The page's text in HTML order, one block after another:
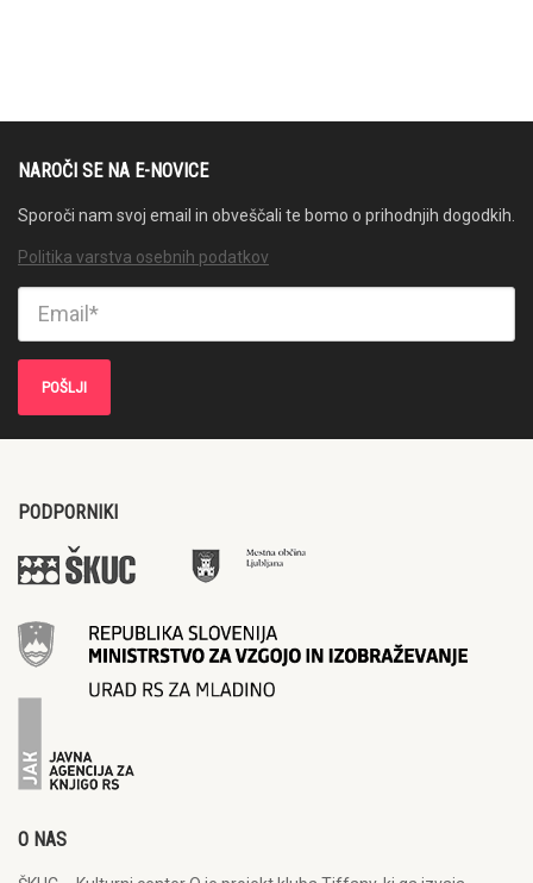
NAROČI SE NA E-NOVICE
Sporoči nam svoj email in obveščali te bomo o prihodnjih dogodkih.
Politika varstva osebnih podatkov
PODPORNIKI
O NAS